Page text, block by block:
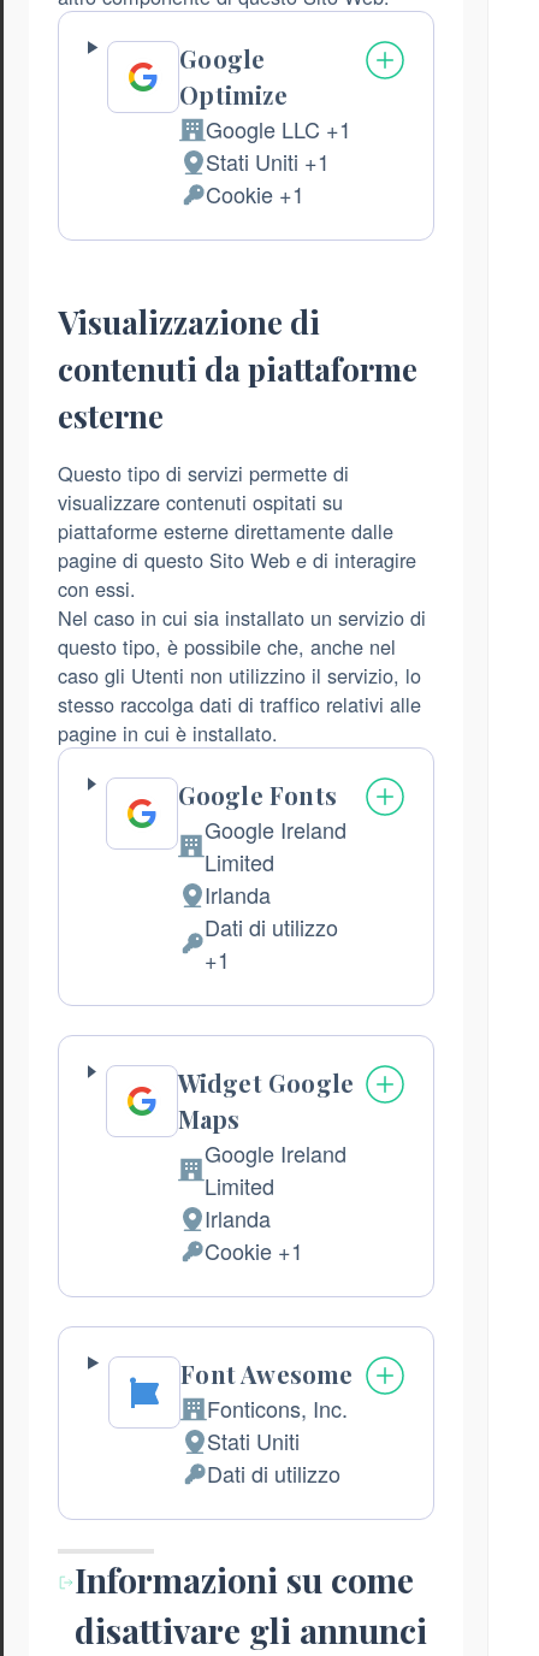
Google
Optimize
Azienda:
Google LLC +1
Luogo
del
trattamento:
Stati Uniti +1
Dati
Personali
Cookie +1
Visualizzazione di
contenuti da piattaforme
esterne
Questo tipo di servizi permette di
visualizzare contenuti ospitati su
piattaforme esterne direttamente dalle
pagine di questo Sito Web e di interagire
con essi.
Nel caso in cui sia installato un servizio di
questo tipo, è possibile che, anche nel
caso gli Utenti non utilizzino il servizio, lo
stesso raccolga dati di traffico relativi alle
pagine in cui è installato.
Google Fonts
Azienda:
Google Ireland
Limited
Luogo
del
trattamento:
Irlanda
Dati
Dati di utilizzo
+1
Widget Google
Maps
Azienda:
Google Ireland
Limited
Luogo
del
trattamento:
Irlanda
Dati
Personali
trattati:
Cookie +1
Font Awesome
Azienda:
Fonticons, Inc.
Luogo
del
trattamento:
Stati Uniti
Dati
Personali
Dati di utilizzo
Informazioni su come
disattivare gli annunci